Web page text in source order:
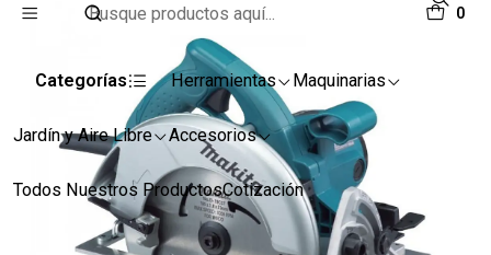
0
Categorías Herramientas Maquinarias
Jardín y Aire Libre Accesorios
Todos Nuestros ProductosCotización